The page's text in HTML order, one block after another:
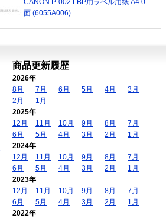
CANON P-002 LBP用ラベル用紙 A4 0
面 (6055A006)
商品更新履歴
2026年
8月
7月 6月 5月 4月
3月
2月
1月
2025年
12月
11月 10月 9月 8月
7月
6月
5月 4月 3月 2月
1月
2024年
12月
11月 10月 9月 8月
7月
6月
5月 4月 3月 2月
1月
2023年
12月
11月 10月 9月 8月
7月
6月
5月 4月 3月 2月
1月
2022年